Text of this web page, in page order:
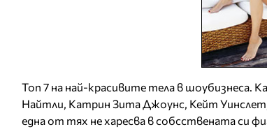
Топ 7 на най-красивите тела в шоубизнеса.
Найтли, Катрин Зита Джоунс, Кейт
една от тях не харесва в собсствената си